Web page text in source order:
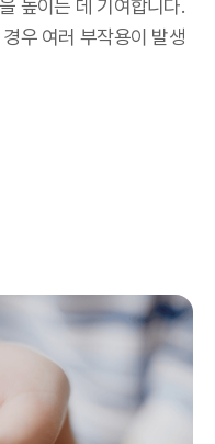
높이는 데 기여합니다.
우 여러 부작용이 발생